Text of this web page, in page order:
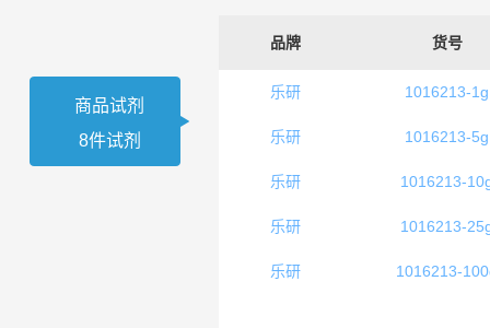
商品试剂
8件试剂
品牌 货号
乐研 1016213-1g
乐研 1016213-5g
乐研 1016213-
乐研 1016213-
乐研 1016213-